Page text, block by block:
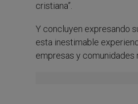
cristiana”.
Y concluyen expresando
esta inestimable
empresas y comunidades